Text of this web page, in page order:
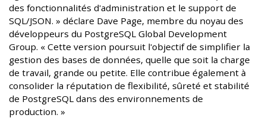
des fonctionnalités d'administration et le support de
SQL/JSON. » déclare Dave Page, membre du noyau des
développeurs du PostgreSQL Global Development
Group. « Cette version poursuit l'objectif de simplifier la
gestion des bases de données, quelle que soit la charge
de travail, grande ou petite. Elle contribue également à
consolider la réputation de flexibilité, sûreté et stabilité
de PostgreSQL dans des environnements de
production. »